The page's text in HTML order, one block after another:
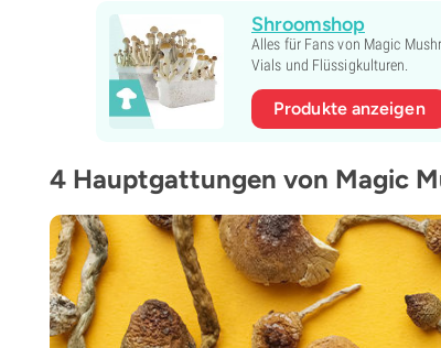
Shroomshop
Alles für Fans von Magic
Vials und Flüssigkulturen.
Produkte anzeigen
4 Hauptgattungen von Magic